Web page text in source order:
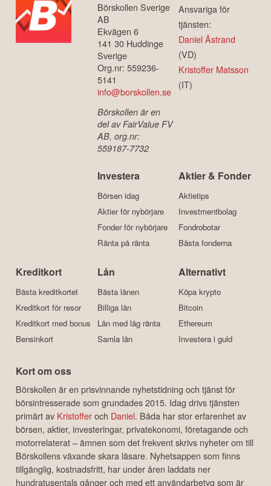
Börskollen Sverige
AB
Ekvägen 6
141 30 Huddinge
Sverige
Org.nr: 559236-
5141
info@borskollen.se
Börskollen är en
del av FairValue FV
AB, org.nr:
559187-7732
Ansvariga för
tjänsten:
Daniel Åstrand
(VD)
Kristoffer Matsson
(IT)
Investera
Börsen idag
Aktier för nybörjare
Fonder för nybörjare
Ränta på ränta
Aktier & Fonder
Aktietips
Investmentbolag
Fondrobotar
Bästa fonderna
Kreditkort
Bästa kreditkortet
Kreditkort för resor
Kreditkort med bonus
Bensinkort
Lån
Bästa lånen
Billiga lån
Lån med låg ränta
Samla lån
Alternativt
Köpa krypto
Bitcoin
Ethereum
Investera i guld
Kort om oss
Börskollen är en prisvinnande nyhetstidning och tjänst för
börsintresserade som grundades 2015. Idag drivs tjänsten
primärt av Kristofferoch Daniel. Båda har stor erfarenhet av
börsen, aktier, investeringar, privatekonomi, företagande och
motorrelaterat – ämnen som det frekvent skrivs nyheter om till
Börskollens växande skara läsare. Nyhetsappen som finns
tillgänglig, kostnadsfritt, har under åren laddats ner
hundratusentals gånger och med ett användarbetyg som är